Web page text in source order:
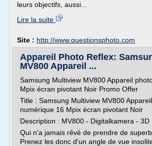
leurs objectifs, aussi...
Lire la suite
Site : http://www.questionsphoto.com
Appareil Photo Reflex:
MV800 Appareil ...
Samsung Multiview MV800 Appareil
Mpix écran pivotant Noir Promo Offer
Title : Samsung Multiview MV800
numérique 16 Mpix écran pivotant Noir
Description : MV800 - Digitalkamera - 3D
Qui n'a jamais rêvé de prendre de
Prenez les donc d'un angle de vue